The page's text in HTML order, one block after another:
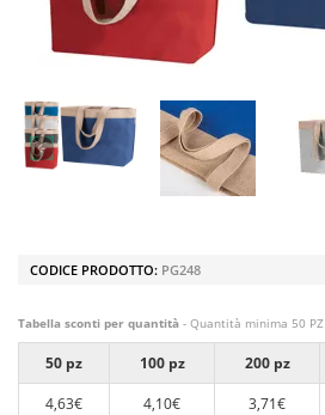
CODICE PRODOTTO: PG248
Tabella sconti per quantità - Quantità minima 50 PZ
50 pz 100 pz 200 pz
4,63€
4,10€ 3,71€